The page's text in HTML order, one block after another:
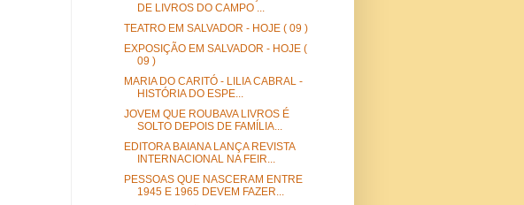
DE LIVROS DO CAMPO ...
TEATRO EM SALVADOR - HOJE ( 09 )
EXPOSIÇÃO EM SALVADOR - HOJE (
09 )
MARIA DO CARITÓ - LILIA CABRAL -
HISTÓRIA DO ESPE...
JOVEM QUE ROUBAVA LIVROS É
SOLTO DEPOIS DE FAMÍLIA...
EDITORA BAIANA LANÇA REVISTA
INTERNACIONAL NA FEIR...
PESSOAS QUE NASCERAM ENTRE
1945 E 1965 DEVEM FAZER...